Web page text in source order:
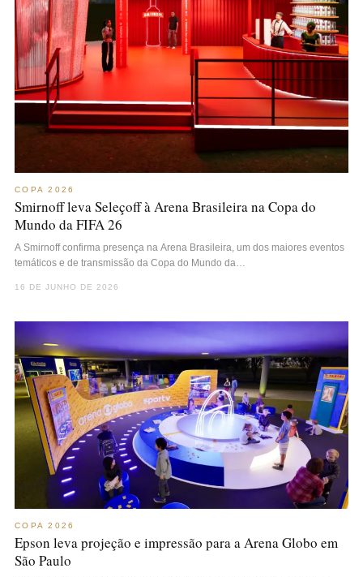
COPA 2026
Smirnoff leva Seleçoff à Arena Brasileira na Copa do
Mundo da FIFA 26
A Smirnoff confirma presença na Arena Brasileira, um dos maiores eventos
temáticos e de transmissão da Copa do Mundo da…
16 DE JUNHO DE 2026
COPA 2026
Epson leva projeção e impressão para a Arena Globo em
São Paulo